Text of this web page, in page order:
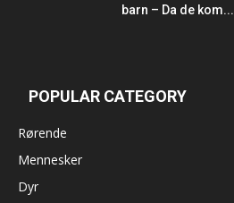
barn – Da de kom...
POPULAR CATEGORY
Rørende
Mennesker
Dyr